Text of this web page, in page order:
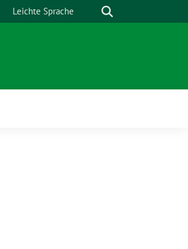
Leichte Sprache Suche